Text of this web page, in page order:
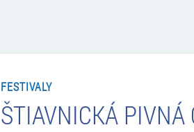
FESTIVALY
ŠTIAVNICKÁ PIVNÁ